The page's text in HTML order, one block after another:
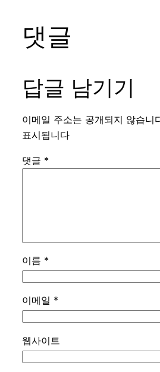
댓글
답글 남기기
이메일 주소는 공개되지 않습니
표시됩니다
댓글 *
이름 *
이메일 *
웹사이트